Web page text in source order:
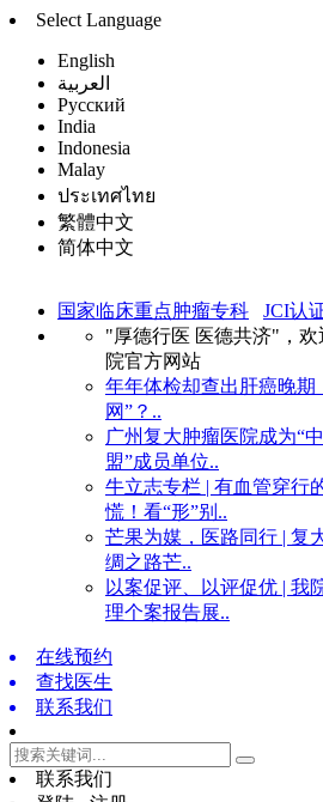
Select Language
English
العربية
Русский
India
Indonesia
Malay
ประเทศไทย
繁體中文
简体中文
国家临床重点肿瘤专科
JCI认
"厚德行医 医德共济"，
院官方网站
年年体检却查出肝癌晚期
网”？..
广州复大肿瘤医院成为“
盟”成员单位..
牛立志专栏 | 有血管穿行
慌！看“形”别..
芒果为媒，医路同行 | 复
绸之路芒..
以案促评、以评促优 | 我
理个案报告展..
在线预约
查找医生
联系我们
联系我们